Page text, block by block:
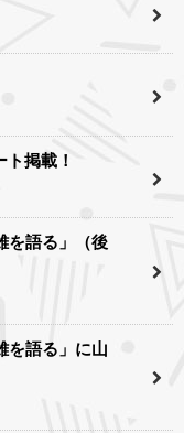
掲載！
を語る」（後
を語る」に山